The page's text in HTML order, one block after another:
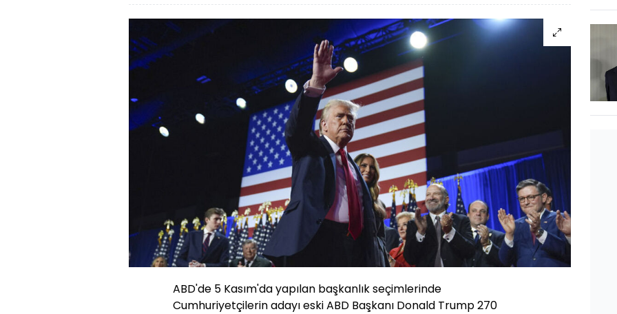
ABD'de 5 Kasım'da yapılan başkanlık seçimlerinde
Cumhuriyetçilerin adayı eski ABD Başkanı Donald Trump 270